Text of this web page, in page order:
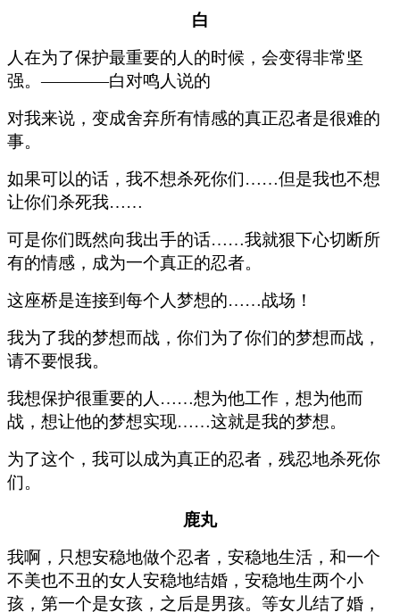
白
人在为了保护最重要的人的时候，会变得非常坚
强。————白对鸣人说的
对我来说，变成舍弃所有情感的真正忍者是很难的
事。
如果可以的话，我不想杀死你们……但是我也不想
让你们杀死我……
可是你们既然向我出手的话……我就狠下心切断所
有的情感，成为一个真正的忍者。
这座桥是连接到每个人梦想的……战场！
我为了我的梦想而战，你们为了你们的梦想而战，
请不要恨我。
我想保护很重要的人……想为他工作，想为他而
战，想让他的梦想实现……这就是我的梦想。
为了这个，我可以成为真正的忍者，残忍地杀死你
们。
鹿丸
我啊，只想安稳地做个忍者，安稳地生活，和一个
不美也不丑的女人安稳地结婚，安稳地生两个小
孩，第一个是女孩，之后是男孩。等女儿结了婚，